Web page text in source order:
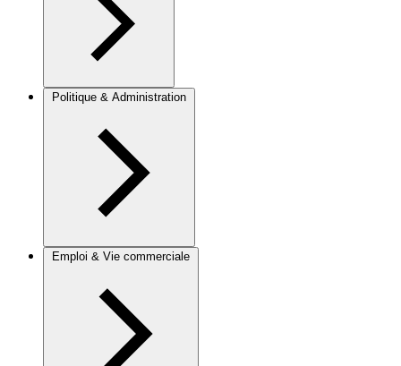
Politique & Administration
Emploi & Vie commerciale